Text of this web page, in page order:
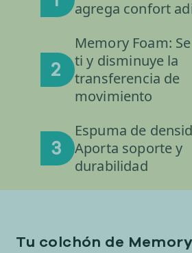
agrega confort
2
Memory Foam:
ti y disminuye la
transferencia de
movimiento
3
Espuma de
Aporta soporte y
durabilidad
Tu colchón de